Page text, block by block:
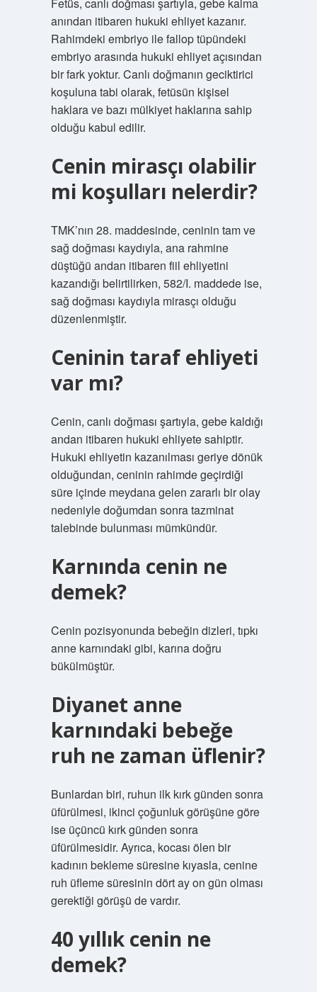
anından itibaren hukuki ehliyet kazanır.
Rahimdeki embriyo ile fallop tüpündeki
embriyo arasında hukuki ehliyet açısından
bir fark yoktur. Canlı doğmanın geciktirici
koşuluna tabi olarak, fetüsün kişisel
haklara ve bazı mülkiyet haklarına sahip
olduğu kabul edilir.
Cenin mirasçı olabilir
mi koşulları nelerdir?
TMK’nın 28. maddesinde, ceninin tam ve
sağ doğması kaydıyla, ana rahmine
düştüğü andan itibaren fiil ehliyetini
kazandığı belirtilirken, 582/I. maddede ise,
sağ doğması kaydıyla mirasçı olduğu
düzenlenmiştir.
Ceninin taraf ehliyeti
var mı?
Cenin, canlı doğması şartıyla, gebe kaldığı
andan itibaren hukuki ehliyete sahiptir.
Hukuki ehliyetin kazanılması geriye dönük
olduğundan, ceninin rahimde geçirdiği
süre içinde meydana gelen zararlı bir olay
nedeniyle doğumdan sonra tazminat
talebinde bulunması mümkündür.
Karnında cenin ne
demek?
Cenin pozisyonunda bebeğin dizleri, tıpkı
anne karnındaki gibi, karına doğru
bükülmüştür.
Diyanet anne
karnındaki bebeğe
ruh ne zaman üflenir?
Bunlardan biri, ruhun ilk kırk günden sonra
üfürülmesi, ikinci çoğunluk görüşüne göre
ise üçüncü kırk günden sonra
üfürülmesidir. Ayrıca, kocası ölen bir
kadının bekleme süresine kıyasla, cenine
ruh üfleme süresinin dört ay on gün olması
gerektiği görüşü de vardır.
40 yıllık cenin ne
demek?